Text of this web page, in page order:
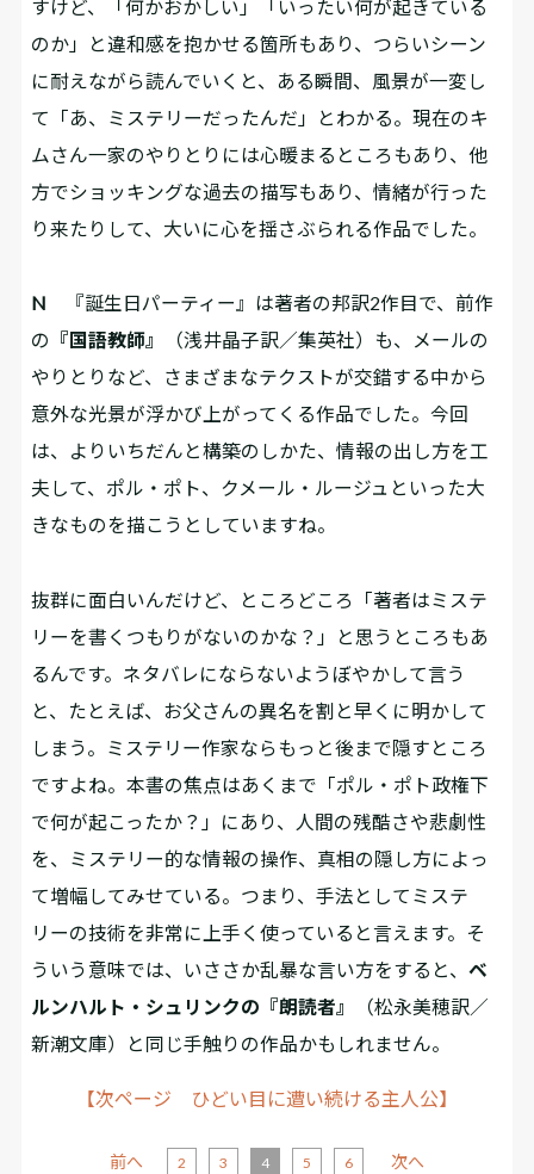
すけど、「何かおかしい」「いったい何が起きている
のか」と違和感を抱かせる箇所もあり、つらいシーン
に耐えながら読んでいくと、ある瞬間、風景が一変し
て「あ、ミステリーだったんだ」とわかる。現在のキ
ムさん一家のやりとりには心暖まるところもあり、他
方でショッキングな過去の描写もあり、情緒が行った
り来たりして、大いに心を揺さぶられる作品でした。
N 『誕生日パーティー』は著者の邦訳2作目で、前作
の 『国語教師』
（浅井晶子訳／集英社）も、メールの
やりとりなど、さまざまなテクストが交錯する中から
意外な光景が浮かび上がってくる作品でした。今回
は、よりいちだんと構築のしかた、情報の出し方を工
夫して、ポル・ポト、クメール・ルージュといった大
きなものを描こうとしていますね。
抜群に面白いんだけど、ところどころ「著者はミステ
リーを書くつもりがないのかな？」と思うところもあ
るんです。ネタバレにならないようぼやかして言う
と、たとえば、お父さんの異名を割と早くに明かして
しまう。ミステリー作家ならもっと後まで隠すところ
ですよね。本書の焦点はあくまで「ポル・ポト政権下
で何が起こったか？」にあり、人間の残酷さや悲劇性
を、ミステリー的な情報の操作、真相の隠し方によっ
て増幅してみせている。つまり、手法としてミステ
リーの技術を非常に上手く使っていると言えます。そ
ういう意味では、いささか乱暴な言い方をすると、ベ
ルンハルト・シュリンクの『朗読者』
（松永美穂訳／
新潮文庫）と同じ手触りの作品かもしれません。
【次ページ ひどい目に遭い続ける主人公】
前へ 2 3 4 5 6
次へ